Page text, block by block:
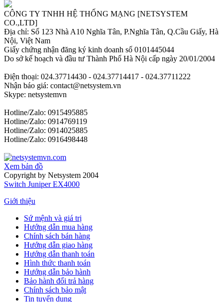
CÔNG TY TNHH HỆ THỐNG MẠNG [NETSYSTEM
CO.,LTD]
Địa chỉ: Số 123 Nhà A10 Nghĩa Tân, P.Nghĩa Tân, Q.Cầu Giấy, Hà
Nội, Việt Nam
Giấy chứng nhận đăng ký kinh doanh số 0101445044
Do sở kế hoạch và đầu tư Thành Phố Hà Nội cấp ngày 20/01/2004
Điện thoại: 024.37714430 - 024.37714417 - 024.37711222
Nhận báo giá: contact@netsystem.vn
Skype: netsystemvn
Hotline/Zalo: 0915495885
Hotline/Zalo: 0914769119
Hotline/Zalo: 0914025885
Hotline/Zalo: 0916498448
Xem bản đồ
Copyright by Netsystem 2004
Switch Juniper EX4000
Giới thiệu
Sứ mệnh và giá trị
Hướng dẫn mua hàng
Chính sách bán hàng
Hướng dẫn giao hàng
Hướng dẫn thanh toán
Hình thức thanh toán
Hướng dẫn bảo hành
Bảo hành đổi trả hàng
Chính sách bảo mật
Tin tuyển dụng